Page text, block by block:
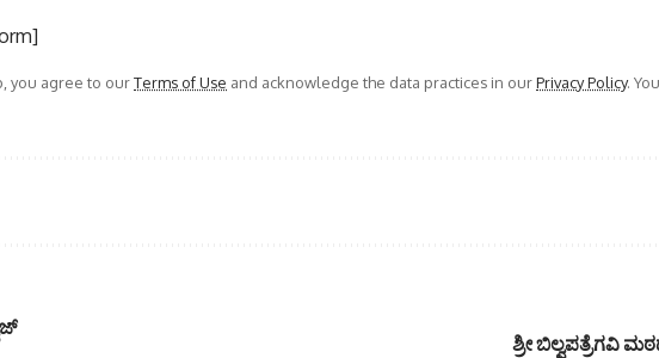
you agree to ourTerms of Use and acknowledge the data practices in ourPrivacy Policy.
ಶ್ರೀ ಬಿಲ್ವಪತ್ರೆಗವಿ